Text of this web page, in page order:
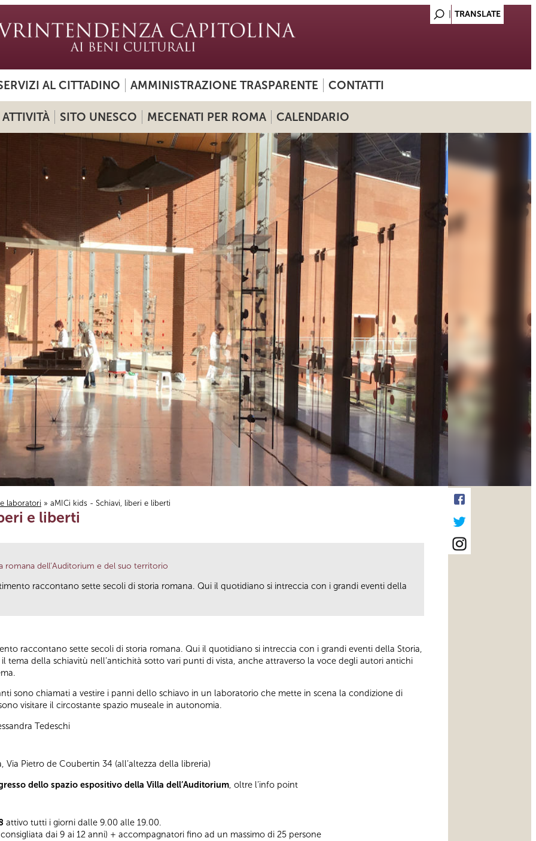
AL CITTADINO AMMINISTRAZIONE TRASPARENTE CONTATTI
ATTIVITÀ SITO UNESCO MECENATI PER ROMA CALENDARIO
laboratori » aMICi kids - Schiavi, liberi e liberti
e liberti
romana dell’Auditorium e del suo territorio
raccontano sette secoli di storia romana. Qui il quotidiano si intreccia con i grandi eventi della
raccontano sette secoli di storia romana. Qui il quotidiano si intreccia con i grandi eventi della Storia,
tema della schiavitù nell’antichità sotto vari punti di vista, anche attraverso la voce degli autori antichi
sono chiamati a vestire i panni dello schiavo in un laboratorio che mette in scena la condizione di
visitare il circostante spazio museale in autonomia.
Tedeschi
Via Pietro de Coubertin 34 (all’altezza della libreria)
dello spazio espositivo della Villa dell’Auditorium, oltre l’info point
attivo tutti i giorni dalle 9.00 alle 19.00.
dai 9 ai 12 anni) + accompagnatori fino ad un massimo di 25 persone